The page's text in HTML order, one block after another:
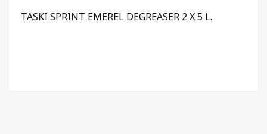
TASKI SPRINT EMEREL DEGREASER 2 X 5 L.